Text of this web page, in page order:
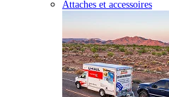
Attaches et accessoires